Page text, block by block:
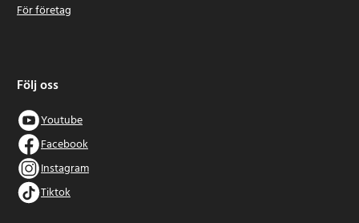
För företag
Följ oss
Youtube
Facebook
Instagram
Tiktok